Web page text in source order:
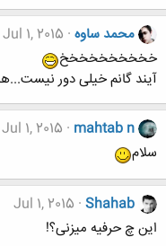
محمد ساوه Jul 1, 2015
خخخخخخخخخخ
آیند گانم خیلی دور
mahtab n
Jul 1, 2015
سلام
Shahab
Jul 1, 2015
این چ حرفیه میزنی؟!